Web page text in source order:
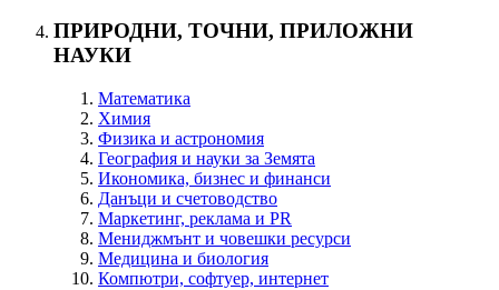
ПРИРОДНИ, ТОЧНИ, ПРИЛОЖНИ
НАУКИ
Математика
Химия
Физика и астрономия
География и науки за Земята
Икономика, бизнес и финанси
Данъци и счетоводство
Маркетинг, реклама и PR
Мениджмънт и човешки ресурси
Медицина и биология
Компютри, софтуер, интернет